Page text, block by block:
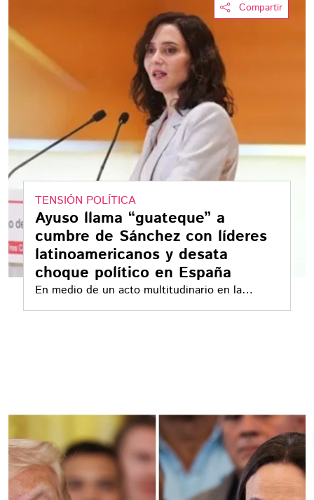
Compartir
TENSIÓN POLÍTICA
Ayuso llama “guateque” a
cumbre de Sánchez con líderes
latinoamericanos y desata
choque político en España
En medio de un acto multitudinario en la
Puerta del Sol, la líder de la Comunidad de